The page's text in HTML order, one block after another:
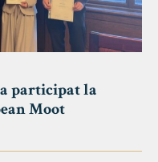
participat la
Moot